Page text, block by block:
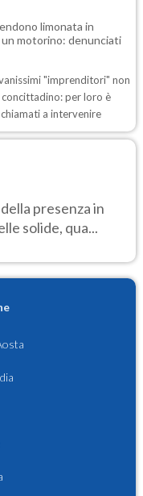
limonata in
motorino: denunciati
"imprenditori" non
per loro è
a intervenire
presenza in
solide, qua...